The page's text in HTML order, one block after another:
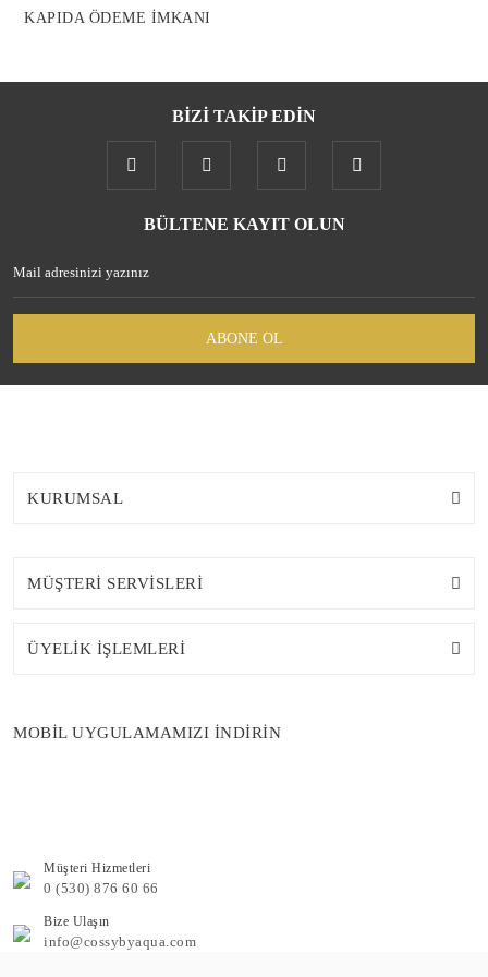
Gönder
KAPIDA ÖDEME İMKANI
BİZİ TAKİP EDİN
BÜLTENE KAYIT OLUN
ABONE OL
KURUMSAL
MÜŞTERİ SERVİSLERİ
ÜYELİK İŞLEMLERİ
MOBİL UYGULAMAMIZI İNDİRİN
Müşteri Hizmetleri
0 (530) 876 60 66
Bize Ulaşın
info@cossybyaqua.com